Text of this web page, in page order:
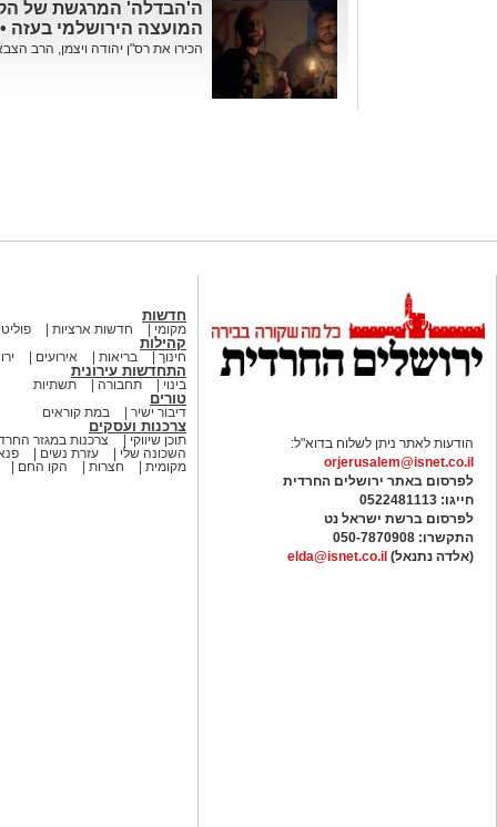
ה'הבדלה' המרגשת של
המועצה הירושלמי בעזה
הכירו את רס"ן יהודה ויצמן, הרב
הודעות לאתר ניתן לשלוח בדוא"ל:
orjerusalem@isnet.co.il
לפרסום באתר ירושלים החרדית
חייגו: 0522481113
לפרסום ברשת ישראל נט
התקשרו: 050-7870908
(אלדה נתנאל) elda@isnet.co.il
חדשות
מקומי חדשות ארציות
קהילות
חינוך בריאות אירועים
התחדשות עירונית
בינוי תחבורה תשתיות
טורים
דיבור ישיר במת קוראים
צרכנות ועסקים
תוכן שיווקי
צרכנות במגזר
השכונה שלי
עזרת נשים
מקומית
חצרות הקו החם